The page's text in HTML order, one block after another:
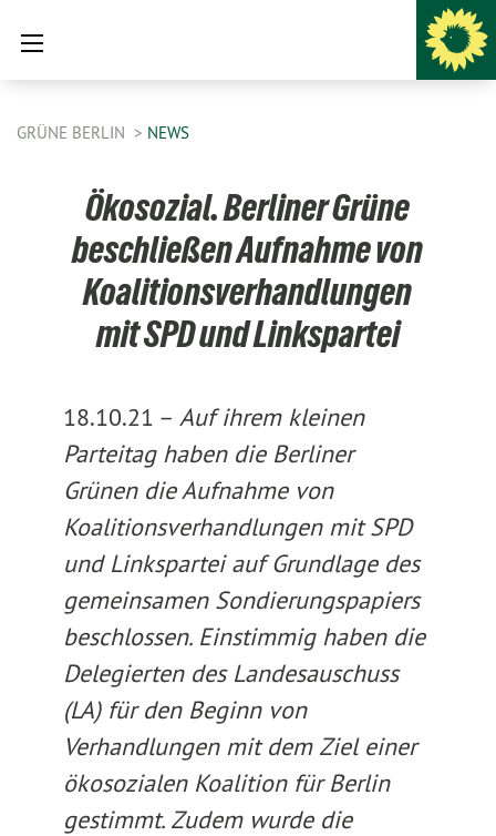
GRÜNE BERLIN NEWS
Ökosozial. Berliner Grüne
beschließen Aufnahme von
Koalitionsverhandlungen
mit SPD und Linkspartei
18.10.21 – Auf ihrem kleinen
Parteitag haben die Berliner
Grünen die Aufnahme von
Koalitionsverhandlungen mit SPD
und Linkspartei auf Grundlage des
gemeinsamen Sondierungspapiers
beschlossen. Einstimmig haben die
Delegierten des Landesauschuss
(LA) für den Beginn von
Verhandlungen mit dem Ziel einer
ökosozialen Koalition für Berlin
gestimmt. Zudem wurde die